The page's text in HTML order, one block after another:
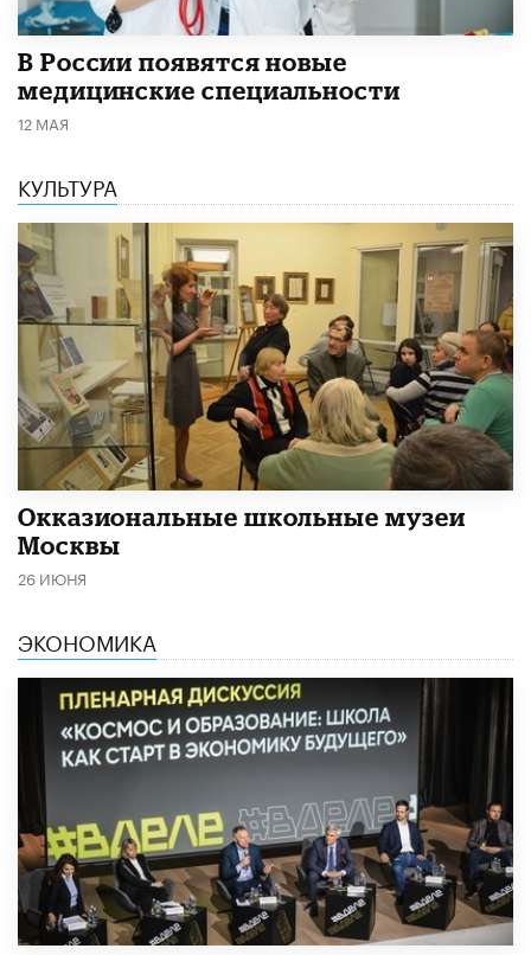
В России появятся новые
медицинские специальности
12 МАЯ
КУЛЬТУРА
​Окказиональные школьные музеи
Москвы
26 ИЮНЯ
ЭКОНОМИКА